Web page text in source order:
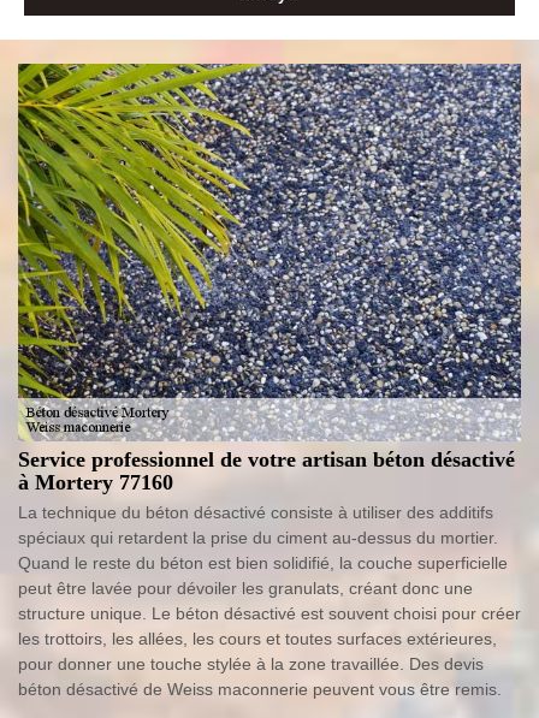
Service professionnel de votre artisan béton désactivé
à Mortery 77160
La technique du béton désactivé consiste à utiliser des additifs
spéciaux qui retardent la prise du ciment au-dessus du mortier.
Quand le reste du béton est bien solidifié, la couche superficielle
peut être lavée pour dévoiler les granulats, créant donc une
structure unique. Le béton désactivé est souvent choisi pour créer
les trottoirs, les allées, les cours et toutes surfaces extérieures,
pour donner une touche stylée à la zone travaillée. Des devis
béton désactivé de Weiss maconnerie peuvent vous être remis.